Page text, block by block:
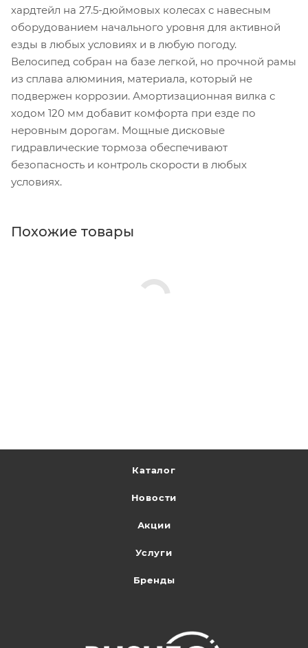
хардтейл на 27.5-дюймовых колесах с навесным
оборудованием начального уровня для активной
езды в любых условиях и в любую погоду.
Велосипед собран на базе легкой, но прочной рамы
из сплава алюминия, материала, который не
подвержен коррозии. Амортизационная вилка с
ходом 120 мм добавит комфорта при езде по
неровным дорогам. Мощные дисковые
гидравлические тормоза обеспечивают
безопасность и контроль скорости в любых
условиях.
Похожие товары
Каталог
Новости
Акции
Услуги
Бренды